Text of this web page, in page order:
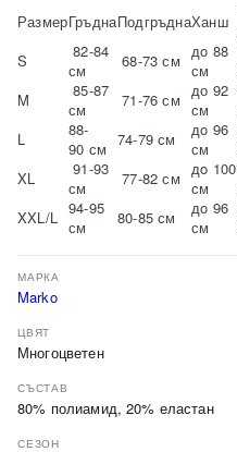
РазмерГръднаПодгръднаХанш
S
82-84
см
68-73 см дo 88
см
M
85-87
см
71-76 см до 92
см
L
88-
90 см 74-79 см
дo 96
см
XL
91-93
см
77-82 см дo 100
см
XXL/L 94-95
см
80-85 см
дo 96
см
МАРКА
Marko
ЦВЯТ
Многоцветен
СЪСТАВ
80% полиамид, 20% еластан
СЕЗОН